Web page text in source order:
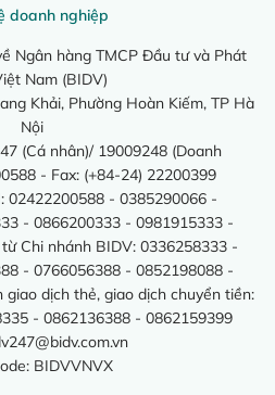
doanh nghiệp
Ngân hàng TMCP Đầu tư và Phát
Nam (BIDV)
Khải, Phường Hoàn Kiếm, TP Hà
Nội
(Cá nhân)/ 19009248 (Doanh
- Fax: (+84-24) 22200399
02422200588 - 0385290066 -
- 0866200333 - 0981915333 -
Chi nhánh BIDV: 0336258333 -
- 0766056388 - 0852198088 -
dịch thẻ, giao dịch chuyển tiền:
- 0862136388 - 0862159399
BIDVVNVX